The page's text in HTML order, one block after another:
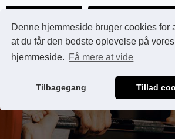
Denne hjemmeside bruger cookies for
at du får den bedste oplevelse på vores
hjemmeside. Få mere at vide
Tilbagegang Tillad
Få et uforpligtende